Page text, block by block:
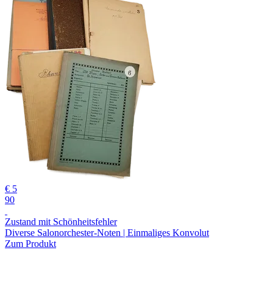
€ 5
90
Zustand mit Schönheitsfehler
Diverse Salonorchester-Noten | Einmaliges Konvolut
Zum Produkt